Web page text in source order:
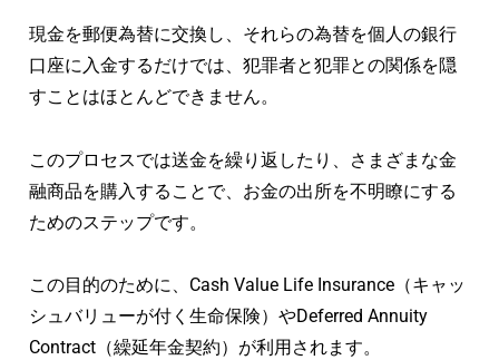
現金を郵便為替に交換し、それらの為替を個人の銀行
口座に入金するだけでは、犯罪者と犯罪との関係を隠
すことはほとんどできません。
このプロセスでは送金を繰り返したり、さまざまな金
融商品を購入することで、お金の出所を不明瞭にする
ためのステップです。
この目的のために、Cash Value Life Insurance（キャッ
シュバリューが付く生命保険）やDeferred Annuity
Contract（繰延年金契約）が利用されます。